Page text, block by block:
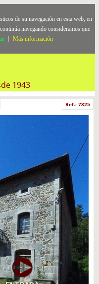
de su navegación en esta web, en
navegando consideramos que
Más información
1943
Ref.: 7825